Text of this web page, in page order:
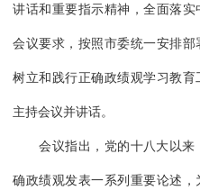
讲话和重要指示精神，全面落
会议要求，按照市委统一安排
树立和践行正确政绩观学习教
主持会议并讲话。
会议指出，党的十八大以
确政绩观发表一系列重要论述，